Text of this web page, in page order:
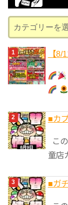
ブ
テ
ゴ
リ
ー
【8/
■カ
こ
童店
■ガ